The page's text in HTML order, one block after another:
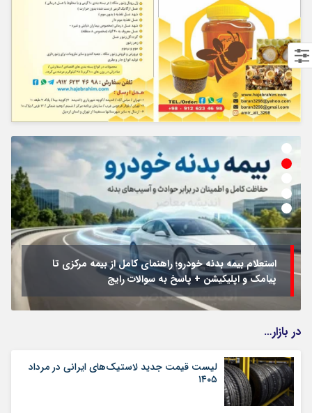
استعلام بیمه بدنه خودرو؛ راهنمای کامل از بیمه مرکزی تا
پیامک و اپلیکیشن + پاسخ به سوالات رایج
در بازار…
لیست قیمت جدید لاستیک‌های ایرانی در مرداد
۱۴۰۵